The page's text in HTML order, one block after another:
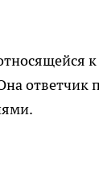
ответчик